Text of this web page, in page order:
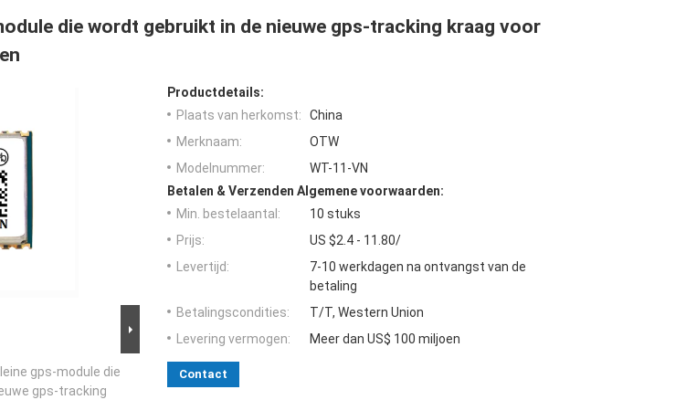
die wordt gebruikt in de nieuwe gps-tracking kraag voor
gps-module die
gps-tracking
Productdetails:
Plaats van herkomst:
China
Merknaam:
OTW
Modelnummer:
WT-11-VN
Betalen & Verzenden Algemene voorwaarden:
Min. bestelaantal:
10 stuks
Prijs:
US $2.4 - 11.80/
Levertijd:
7-10 werkdagen na ontvangst van de
betaling
Betalingscondities:
T/T, Western Union
Levering vermogen:
Meer dan US$ 100 miljoen
Contact